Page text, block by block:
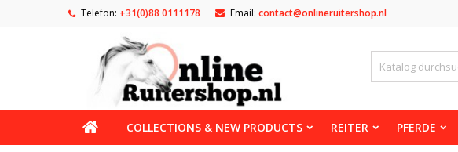
Telefon: +31(0)88 0111178 Email: contact@onlineruitershop.nl
COLLECTIONS & NEW PRODUCTS REITER PFERDE